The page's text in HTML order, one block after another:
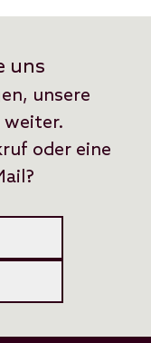
uns
unsere
weiter.
oder eine